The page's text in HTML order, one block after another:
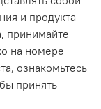
и продукта
принимайте
на номере
ознакомьтесь
принять